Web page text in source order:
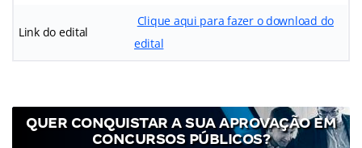
Link do edital
Clique aqui para fazer o download do
edital
QUER CONQUISTAR A SUA APROVAÇÃO EM
CONCURSOS PÚBLICOS?